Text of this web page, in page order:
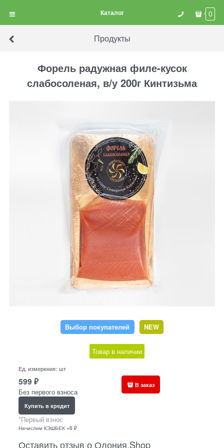
Каталог 0
Продукты
Форель радужная филе-кусок
слабосоленая, в/у 200г Кинтизьма
Выбор покупателей NEW
Товар в наличии
Ед. измерения: шт
599 ₽
Без первого взноса
Купить в кредит
*Первый взнос
Начислим КЭШБЕК +6 ₽
В заказ
Оставить отзыв о Олония.Shop